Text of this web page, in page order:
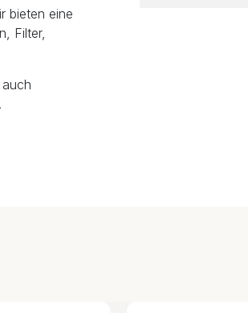
bieten eine
Filter,